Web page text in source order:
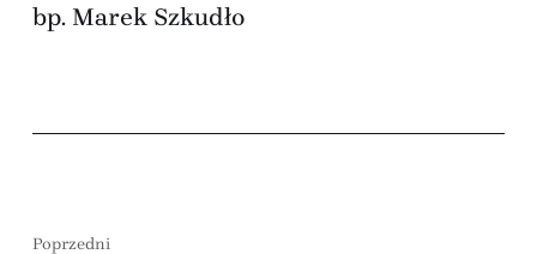
bp. Marek Szkudło
Poprzedni